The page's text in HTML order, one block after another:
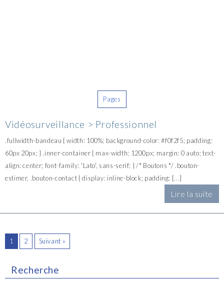
Pages
Vidéosurveillance > Professionnel
.fullwidth-bandeau { width: 100%; background-color: #f0f2f5; padding:
60px 20px; } .inner-container { max-width: 1200px; margin: 0 auto; text-
align: center; font-family: 'Lato', sans-serif; } /* Boutons */ .bouton-
estimer, .bouton-contact { display: inline-block; padding: [...]
Lire la suite
1 2 Suivant »
Recherche